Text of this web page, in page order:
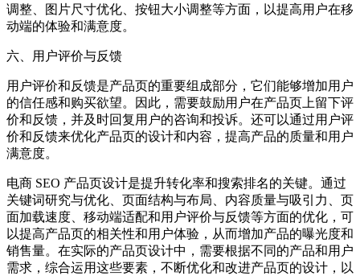
调整、图片尺寸优化、按钮大小调整等方面，以提高用户在移
动端的体验和满意度。
六、用户评价与反馈
用户评价和反馈是产品页的重要组成部分，它们能够增加用户
的信任感和购买欲望。因此，需要鼓励用户在产品页上留下评
价和反馈，并及时回复用户的咨询和投诉。还可以通过用户评
价和反馈来优化产品页的设计和内容，提高产品的质量和用户
满意度。
电商 SEO 产品页设计是提升转化率和搜索排名的关键。通过
关键词研究与优化、页面结构与布局、内容质量与吸引力、页
面加载速度、移动端适配和用户评价与反馈等方面的优化，可
以提高产品页的相关性和用户体验，从而增加产品的曝光度和
销售量。在实际的产品页设计中，需要根据不同的产品和用户
需求，综合运用这些要素，不断优化和改进产品页的设计，以